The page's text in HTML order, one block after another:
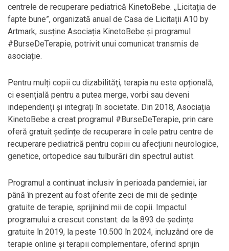
centrele de recuperare pediatrică KinetoBebe. ,,Licitația de
fapte bune”, organizată anual de Casa de Licitații A10 by
Artmark, susține Asociația KinetoBebe și programul
#BurseDeTerapie, potrivit unui comunicat transmis de
asociație.
Pentru mulți copii cu dizabilități, terapia nu este opțională,
ci esențială pentru a putea merge, vorbi sau deveni
independenți și integrați în societate. Din 2018, Asociația
KinetoBebe a creat programul #BurseDeTerapie, prin care
oferă gratuit ședințe de recuperare în cele patru centre de
recuperare pediatrică pentru copiii cu afecțiuni neurologice,
genetice, ortopedice sau tulburări din spectrul autist.
Programul a continuat inclusiv în perioada pandemiei, iar
până în prezent au fost oferite zeci de mii de ședințe
gratuite de terapie, sprijinind mii de copii. Impactul
programului a crescut constant: de la 893 de ședințe
gratuite în 2019, la peste 10.500 în 2024, incluzând ore de
terapie online și terapii complementare, oferind sprijin